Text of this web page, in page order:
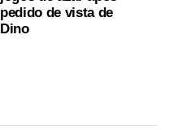
pedido de vista de
Dino